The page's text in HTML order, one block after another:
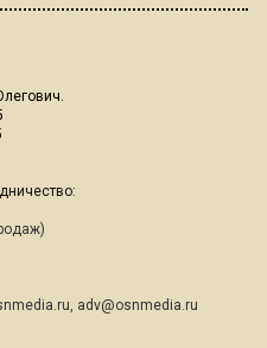
, adv@osnmedia.ru